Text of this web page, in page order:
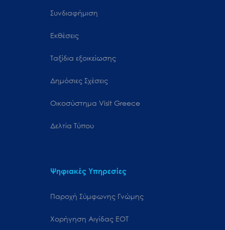
Συνδιαφήμιση
Εκθέσεις
Ταξίδια εξοικείωσης
Δημόσιες Σχέσεις
Oικοσύστημα Visit Greece
Δελτία Τύπου
Ψηφιακές Υπηρεσίες
Παροχή Σύμφωνης Γνώμης
Χορήγηση Αιγίδας ΕΟΤ